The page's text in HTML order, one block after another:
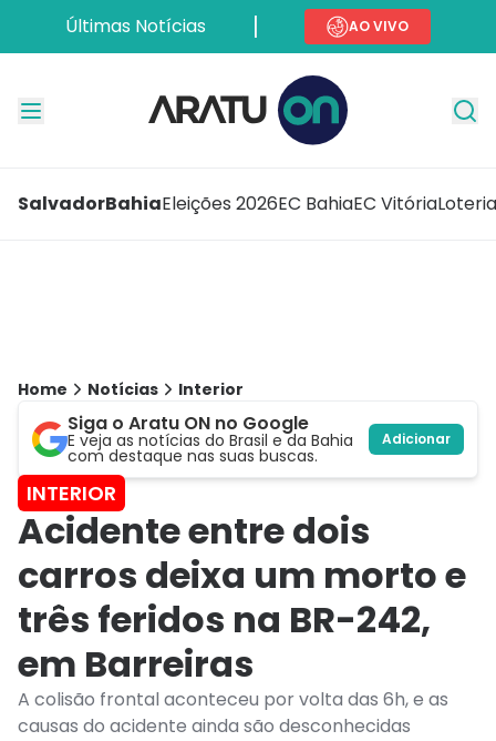
Últimas Notícias AO VIVO
SalvadorBahiaEleições 2026EC BahiaEC Vitória
Home Notícias Interior
Siga o Aratu ON no Google
E veja as notícias do Brasil e da Bahia
com destaque nas suas buscas.
Adicionar
INTERIOR
Acidente entre dois
carros deixa um morto e
três feridos na BR-242,
em Barreiras
A colisão frontal aconteceu por volta das 6h, e as
causas do acidente ainda são desconhecidas